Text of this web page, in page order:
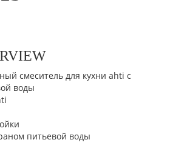
смеситель для кухни ahti с
воды
питьевой воды